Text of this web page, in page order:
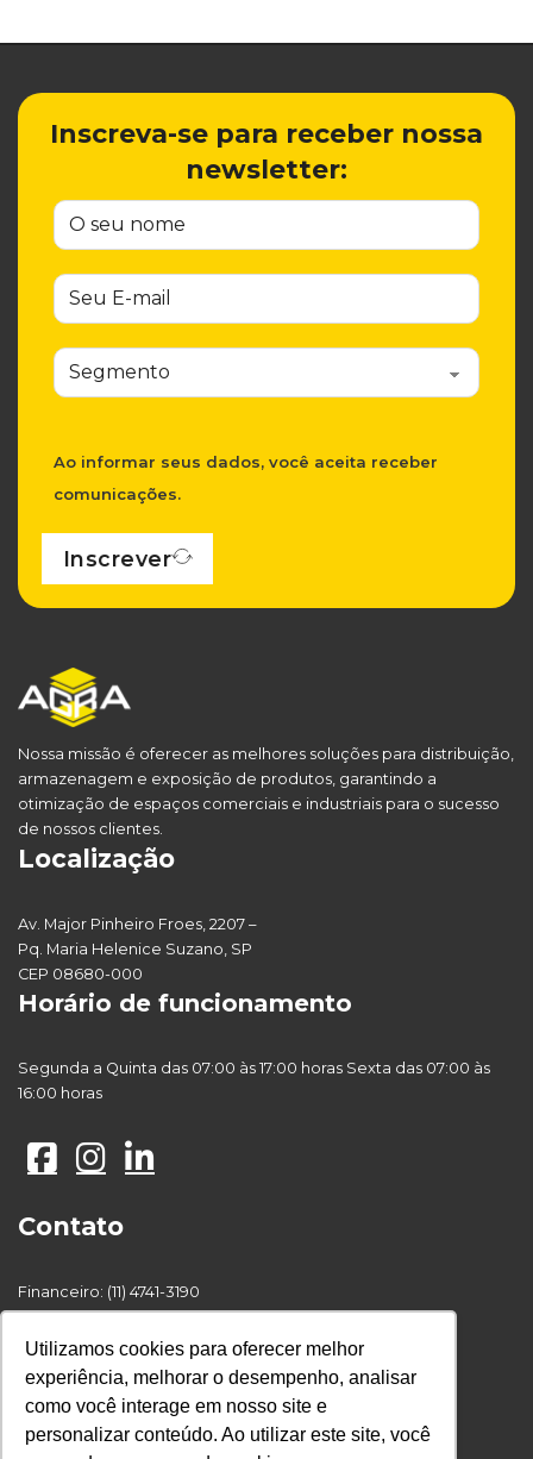
Utilizamos cookies para oferecer melhor
experiência, melhorar o desempenho, analisar
como você interage em nosso site e
personalizar conteúdo. Ao utilizar este site, você
Inscreva-se para receber nossa
newsletter:
Ao informar seus dados, você aceita receber
comunicações.
Inscrever
Nossa missão é oferecer as melhores soluções para distribuição,
armazenagem e exposição de produtos, garantindo a
otimização de espaços comerciais e industriais para o sucesso
de nossos clientes.
Localização
Av. Major Pinheiro Froes, 2207 –
Pq. Maria Helenice Suzano, SP
CEP 08680-000
Horário de funcionamento
Segunda a Quinta das 07:00 às 17:00 horas Sexta das 07:00 às
16:00 horas
Contato
Financeiro: (11) 4741-3190
Recursos Humanos : (11) 4748-6222
Compras: (11) 4741-3191
Comercial : (11) 4742-2219
© 2017 AGRA Astro. Todos os Direitos Reservados